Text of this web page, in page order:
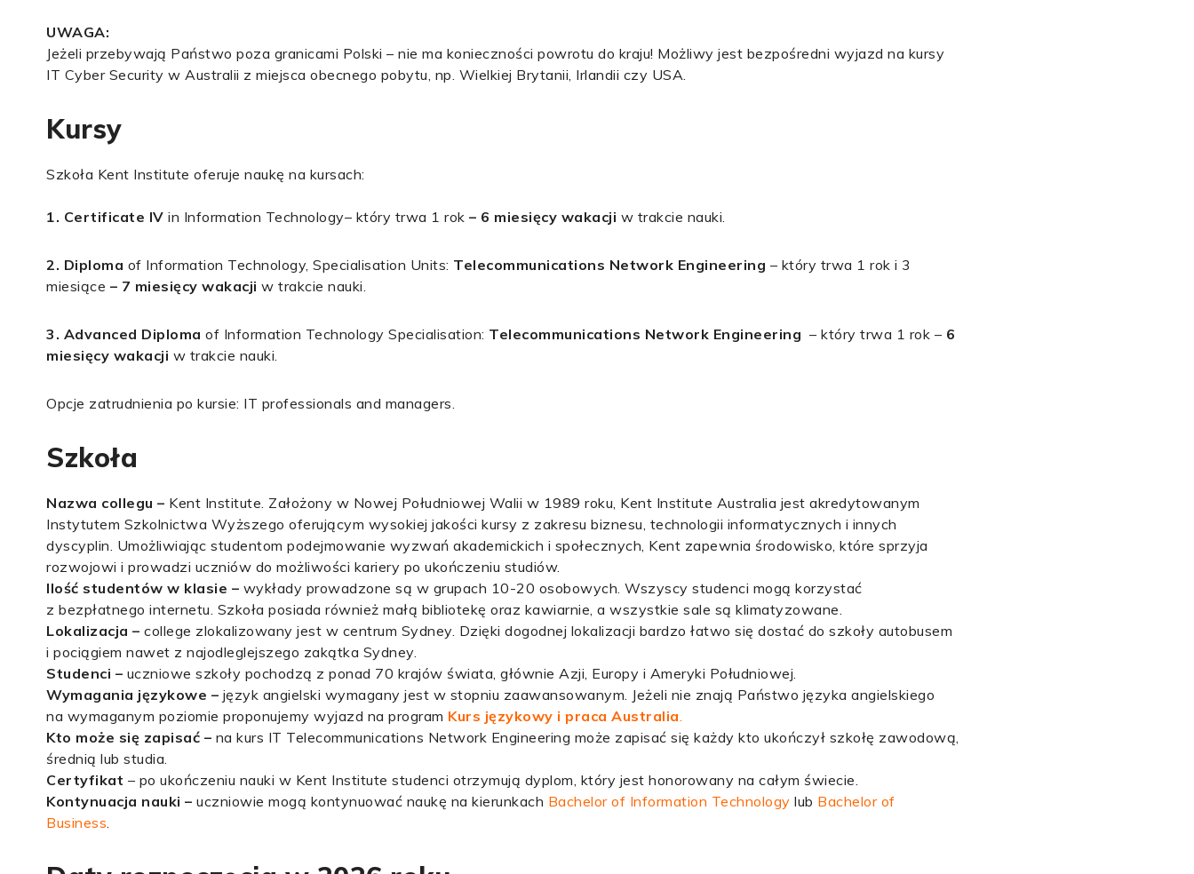
UWAGA:
Jeżeli przebywają Państwo poza granicami Polski – nie ma konieczności powrotu do kraju! Możliwy jest bezpośredni wyjazd na kursy
IT Cyber Security w Australii z miejsca obecnego pobytu, np. Wielkiej Brytanii, Irlandii czy USA.
Kursy
Szkoła Kent Institute oferuje naukę na kursach:
1. Certificate IV in Information Technology– który trwa 1 rok – 6 miesięcy wakacji w trakcie nauki.
2. Diploma of Information Technology, Specialisation Units: Telecommunications Network Engineering – który trwa 1 rok i 3
miesiące – 7 miesięcy wakacji w trakcie nauki.
3. Advanced Diploma of Information Technology Specialisation: Telecommunications Network Engineering – który trwa 1 rok – 6
miesięcy wakacji w trakcie nauki.
Opcje zatrudnienia po kursie: IT professionals and managers.
Szkoła
Nazwa collegu – Kent Institute. Założony w Nowej Południowej Walii w 1989 roku, Kent Institute Australia jest akredytowanym
Instytutem Szkolnictwa Wyższego oferującym wysokiej jakości kursy z zakresu biznesu, technologii informatycznych i innych
dyscyplin. Umożliwiając studentom podejmowanie wyzwań akademickich i społecznych, Kent zapewnia środowisko, które sprzyja
rozwojowi i prowadzi uczniów do możliwości kariery po ukończeniu studiów.
Ilość studentów w klasie – wykłady prowadzone są w grupach 10-20 osobowych. Wszyscy studenci mogą korzystać
z bezpłatnego internetu. Szkoła posiada również małą bibliotekę oraz kawiarnie, a wszystkie sale są klimatyzowane.
Lokalizacja – college zlokalizowany jest w centrum Sydney. Dzięki dogodnej lokalizacji bardzo łatwo się dostać do szkoły autobusem
i pociągiem nawet z najodleglejszego zakątka Sydney.
Studenci – uczniowe szkoły pochodzą z ponad 70 krajów świata, głównie Azji, Europy i Ameryki Południowej.
Wymagania językowe – język angielski wymagany jest w stopniu zaawansowanym. Jeżeli nie znają Państwo języka angielskiego
na wymaganym poziomie proponujemy wyjazd na program Kurs językowy i praca Australia.
Kto może się zapisać – na kurs IT Telecommunications Network Engineering może zapisać się każdy kto ukończył szkołę zawodową,
średnią lub studia.
Certyfikat – po ukończeniu nauki w Kent Institute studenci otrzymują dyplom, który jest honorowany na całym świecie.
Kontynuacja nauki – uczniowie mogą kontynuować naukę na kierunkach Bachelor of Information Technology lub Bachelor of
Business.